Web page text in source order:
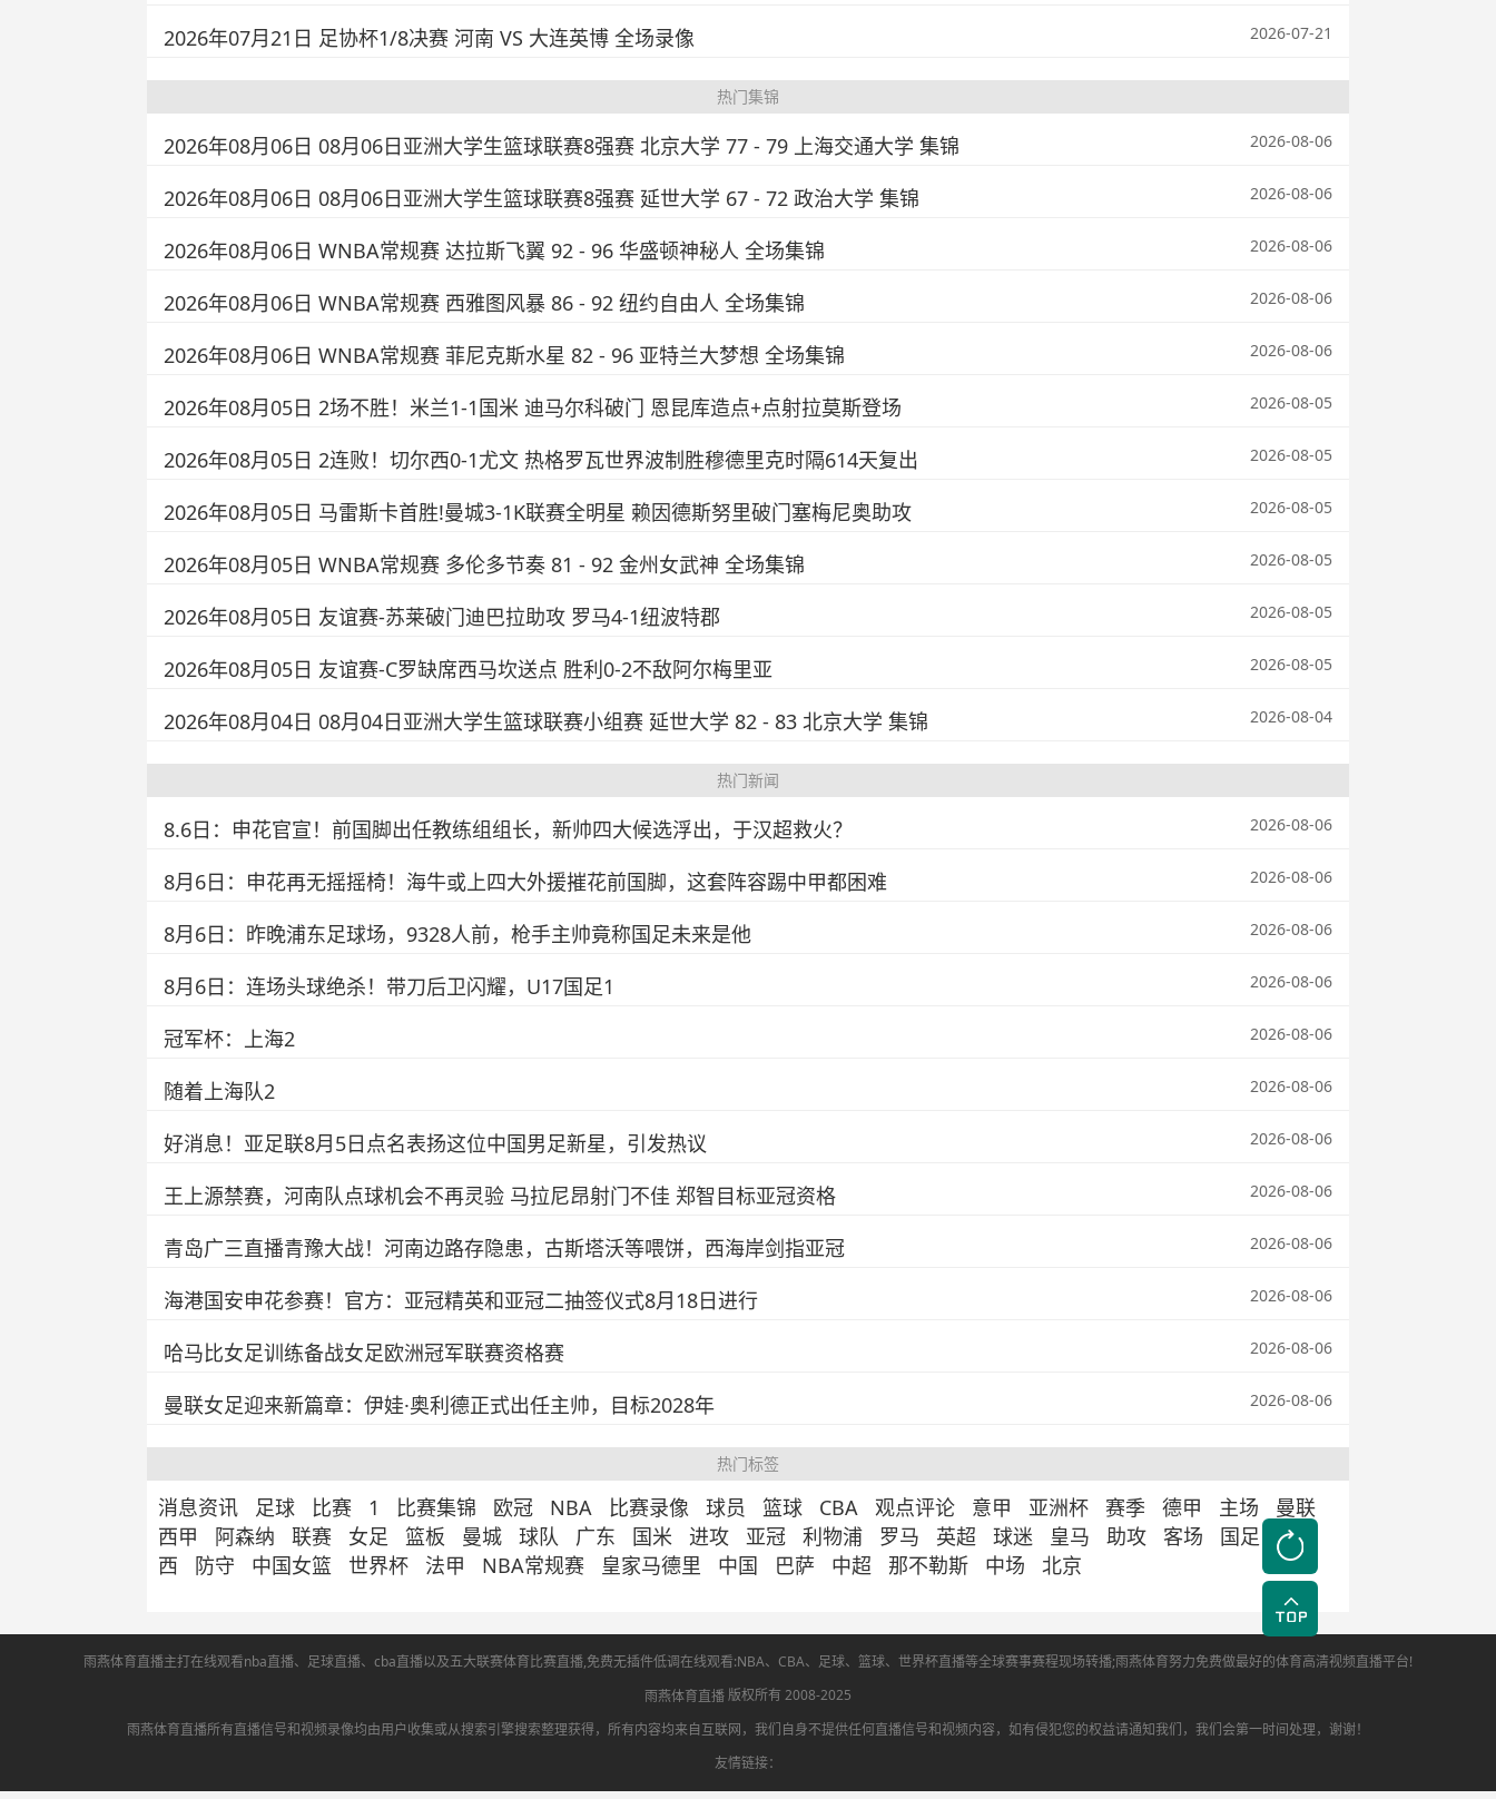
2026年07月21日 足协杯1/8决赛 河南 VS 大连英博 全场录像 2026-07-21
热门集锦
2026年08月06日 08月06日亚洲大学生篮球联赛8强赛 北京大学 77 - 79 上海交通大学 集锦 2026-08-06
2026年08月06日 08月06日亚洲大学生篮球联赛8强赛 延世大学 67 - 72 政治大学 集锦 2026-08-06
2026年08月06日 WNBA常规赛 达拉斯飞翼 92 - 96 华盛顿神秘人 全场集锦 2026-08-06
2026年08月06日 WNBA常规赛 西雅图风暴 86 - 92 纽约自由人 全场集锦 2026-08-06
2026年08月06日 WNBA常规赛 菲尼克斯水星 82 - 96 亚特兰大梦想 全场集锦 2026-08-06
2026年08月05日 2场不胜！米兰1-1国米 迪马尔科破门 恩昆库造点+点射拉莫斯登场 2026-08-05
2026年08月05日 2连败！切尔西0-1尤文 热格罗瓦世界波制胜穆德里克时隔614天复出 2026-08-05
2026年08月05日 马雷斯卡首胜!曼城3-1K联赛全明星 赖因德斯努里破门塞梅尼奥助攻 2026-08-05
2026年08月05日 WNBA常规赛 多伦多节奏 81 - 92 金州女武神 全场集锦 2026-08-05
2026年08月05日 友谊赛-苏莱破门迪巴拉助攻 罗马4-1纽波特郡 2026-08-05
2026年08月05日 友谊赛-C罗缺席西马坎送点 胜利0-2不敌阿尔梅里亚 2026-08-05
2026年08月04日 08月04日亚洲大学生篮球联赛小组赛 延世大学 82 - 83 北京大学 集锦 2026-08-04
热门新闻
8.6日：申花官宣！前国脚出任教练组组长，新帅四大候选浮出，于汉超救火？ 2026-08-06
8月6日：申花再无摇摇椅！海牛或上四大外援摧花前国脚，这套阵容踢中甲都困难 2026-08-06
8月6日：昨晚浦东足球场，9328人前，枪手主帅竟称国足未来是他 2026-08-06
8月6日：连场头球绝杀！带刀后卫闪耀，U17国足1 2026-08-06
冠军杯：上海2 2026-08-06
随着上海队2 2026-08-06
好消息！亚足联8月5日点名表扬这位中国男足新星，引发热议 2026-08-06
王上源禁赛，河南队点球机会不再灵验 马拉尼昂射门不佳 郑智目标亚冠资格 2026-08-06
青岛广三直播青豫大战！河南边路存隐患，古斯塔沃等喂饼，西海岸剑指亚冠 2026-08-06
海港国安申花参赛！官方：亚冠精英和亚冠二抽签仪式8月18日进行 2026-08-06
哈马比女足训练备战女足欧洲冠军联赛资格赛 2026-08-06
曼联女足迎来新篇章：伊娃·奥利德正式出任主帅，目标2028年 2026-08-06
热门标签
消息资讯 足球 比赛 1 比赛集锦 欧冠 NBA 比赛录像 球员 篮球 CBA 观点评论 意甲 亚洲杯 赛季 德甲 主场
曼联
西甲
阿森纳 联赛 女足 篮板 曼城 球队 广东 国米 进攻 亚冠 利物浦 罗马 英超 球迷 皇马 助攻 客场 国足
切尔
西
防守 中国女篮 世界杯 法甲 NBA常规赛 皇家马德里 中国 巴萨 中超 那不勒斯 中场 北京
雨燕体育直播主打在线观看nba直播、足球直播、cba直播以及五大联赛体育比赛直播,免费无插件低调在线观看:NBA、CBA、足球、篮球、世界杯直播等全球赛事赛程现场转播;雨燕体育努力免费做最好的体育高清视频直播平台!
雨燕体育直播版权所有 2008-2025
雨燕体育直播所有直播信号和视频录像均由用户收集或从搜索引擎搜索整理获得，所有内容均来自互联网，我们自身不提供任何直播信号和视频内容，如有侵犯您的权益请通知我们，我们会第一时间处理，谢谢！
友情链接：